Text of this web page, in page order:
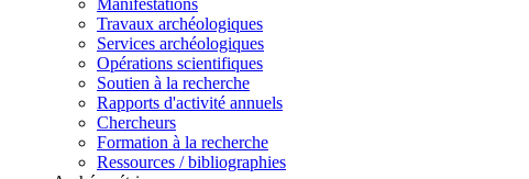
Manifestations
Travaux archéologiques
Services archéologiques
Opérations scientifiques
Soutien à la recherche
Rapports d'activité annuels
Chercheurs
Formation à la recherche
Ressources / bibliographies